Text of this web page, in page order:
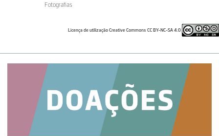
Fotografias
Licença de utilização Creative Commons CC BY-NC-SA 4.0